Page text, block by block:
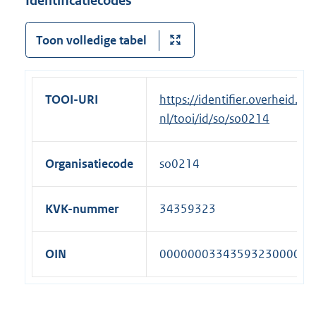
Toon volledige tabel
TOOI-URI
https://identifier.overheid.
nl/tooi/id/so/so0214
Organisatiecode so0214
KVK-nummer 34359323
OIN 00000003343593230000